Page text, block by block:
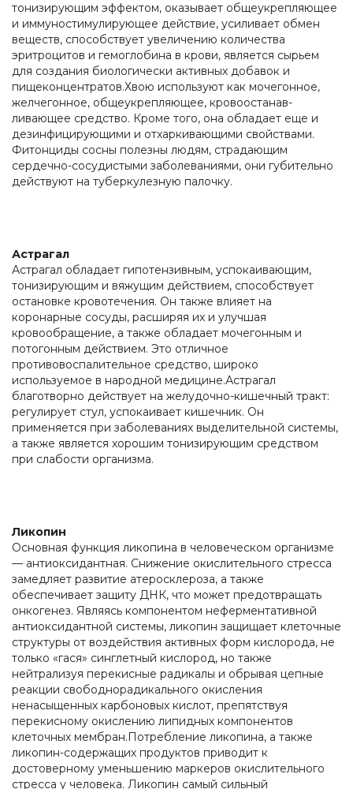
тонизирующим эффектом, оказывает общеукрепляющее
и иммуностимулирующее действие, усиливает обмен
веществ, способствует увеличению количества
эритроцитов и гемоглобина в крови, является сырьем
для создания биологически активных добавок и
пищеконцентратов.Хвою используют как мочегонное,
желчегонное, общеукрепляющее, кровоостанав-
ливающее средство. Кроме того, она обладает еще и
дезинфицирующими и отхаркивающими свойствами.
Фитонциды сосны полезны людям, страдающим
сердечно-сосудистыми заболеваниями, они губительно
действуют на туберкулезную палочку.
Астрагал
Астрагал обладает гипотензивным, успокаивающим,
тонизирующим и вяжущим действием, способствует
остановке кровотечения. Он также влияет на
коронарные сосуды, расширяя их и улучшая
кровообращение, а также обладает мочегонным и
потогонным действием. Это отличное
противовоспалительное средство, широко
используемое в народной медицине.Астрагал
благотворно действует на желудочно-кишечный тракт:
регулирует стул, успокаивает кишечник. Он
применяется при заболеваниях выделительной системы,
а также является хорошим тонизирующим средством
при слабости организма.
Ликопин
Основная функция ликопина в человеческом организме
— антиоксидантная. Снижение окислительного стресса
замедляет развитие атеросклероза, а также
обеспечивает защиту ДНК, что может предотвращать
онкогенез. Являясь компонентом неферментативной
антиоксидантной системы, ликопин защищает клеточные
структуры от воздействия активных форм кислорода, не
только «гася» синглетный кислород, но также
нейтрализуя перекисные радикалы и обрывая цепные
реакции свободнорадикального окисления
ненасыщенных карбоновых кислот, препятствуя
перекисному окислению липидных компонентов
клеточных мембран.Потребление ликопина, а также
ликопин-содержащих продуктов приводит к
достоверному уменьшению маркеров окислительного
стресса у человека. Ликопин самый сильный